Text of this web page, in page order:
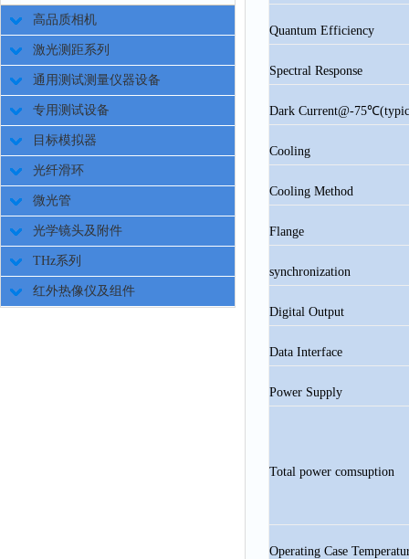
高品质相机
激光测距系列
通用测试测量仪器设备
专用测试设备
目标模拟器
光纤滑环
微光管
光学镜头及附件
THz系列
红外热像仪及组件
Quantum Efficiency
Spectral Response
Dark Current@-75℃
Cooling
Cooling Method
Flange
synchronization
Digital Output
Data Interface
Power Supply
Total power comsuption
Operating Case